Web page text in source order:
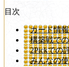
目次
カード情報
構築戦で
2Pickでの
みんなの